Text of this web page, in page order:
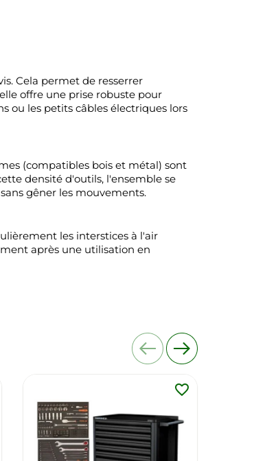
Cela permet de resserrer
offre une prise robuste pour
ou les petits câbles électriques lors
(compatibles bois et métal) sont
densité d'outils, l'ensemble se
gêner les mouvements.
les interstices à l'air
après une utilisation en
favorite_border